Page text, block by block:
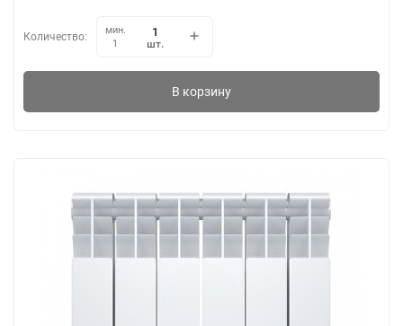
Количество:
мин.
1
шт.
В корзину